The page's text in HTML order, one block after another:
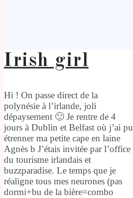
Irish girl
Hi ! On passe direct de la
polynésie à l’irlande, joli
dépaysement 🙂 Je rentre de 4
jours à Dublin et Belfast où j’ai pu
étrenner ma petite cape en laine
Agnès b J’étais invitée par l’office
du tourisme irlandais et
buzzparadise. Le temps que je
réaligne tous mes neurones (pas
dormi+bu de la bière=combo